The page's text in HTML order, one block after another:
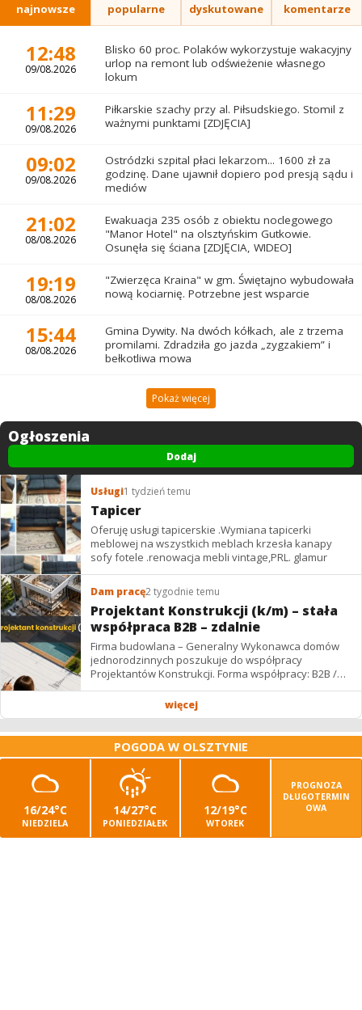
najnowsze popularne dyskutowane komentarze
12:48
09/08.2026
Blisko 60 proc. Polaków wykorzystuje wakacyjny
urlop na remont lub odświeżenie własnego
lokum
11:29
09/08.2026
Piłkarskie szachy przy al. Piłsudskiego. Stomil z
ważnymi punktami [ZDJĘCIA]
09:02
09/08.2026
Ostródzki szpital płaci lekarzom... 1600 zł za
godzinę. Dane ujawnił dopiero pod presją sądu i
mediów
21:02
08/08.2026
Ewakuacja 235 osób z obiektu noclegowego
"Manor Hotel" na olsztyńskim Gutkowie.
Osunęła się ściana [ZDJĘCIA, WIDEO]
19:19
08/08.2026
"Zwierzęca Kraina" w gm. Świętajno wybudowała
nową kociarnię. Potrzebne jest wsparcie
15:44
08/08.2026
Gmina Dywity. Na dwóch kółkach, ale z trzema
promilami. Zdradziła go jazda „zygzakiem” i
bełkotliwa mowa
Pokaż więcej
Ogłoszenia
Dodaj
Usługi1 tydzień temu
Tapicer
Oferuję usługi tapicerskie .Wymiana tapicerki
meblowej na wszystkich meblach krzesła kanapy
sofy fotele .renowacja mebli vintage,PRL. glamur
Dam pracę2 tygodnie temu
Projektant Konstrukcji (k/m) – stała
współpraca B2B – zdalnie
Firma budowlana – Generalny Wykonawca domów
jednorodzinnych poszukuje do współpracy
Projektantów Konstrukcji. Forma współpracy: B2B /
podwykonawstwo – zdalnie. Wynagrodzenie: ✔
więcej
POGODA W OLSZTYNIE
16/24°C
NIEDZIELA
14/27°C
PONIEDZIAŁEK
12/19°C
WTOREK
PROGNOZA
DŁUGOTERMIN
OWA